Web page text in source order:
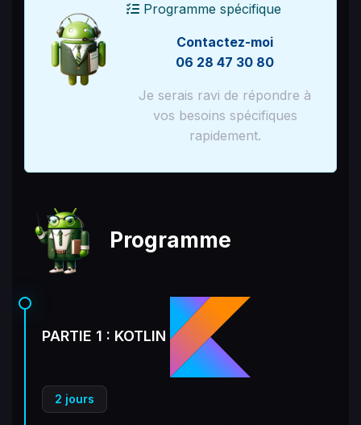
Programme spécifique
Contactez-moi
06 28 47 30 80
Je serais ravi de répondre à
vos besoins spécifiques
rapidement.
Programme
PARTIE 1 : KOTLIN
2 jours